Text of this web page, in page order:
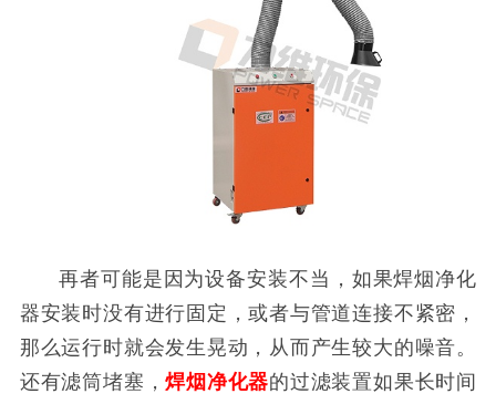
再者可能是因为设备安装不当，如果焊烟净化
器安装时没有进行固定，或者与管道连接不紧密，
那么运行时就会发生晃动，从而产生较大的噪音。
还有滤筒堵塞，焊烟净化器的过滤装置如果长时间